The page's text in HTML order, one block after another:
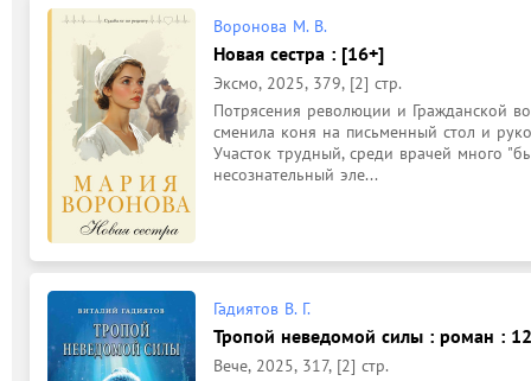
Воронова М. В.
Новая сестра : [16+]
Эксмо, 2025, 379, [2] стр.
Потрясения революции и Гражданской
сменила коня на письменный стол и
Участок трудный, среди врачей много
несознательный эле...
Гадиятов В. Г.
Тропой неведомой силы : роман :
Вече, 2025, 317, [2] стр.